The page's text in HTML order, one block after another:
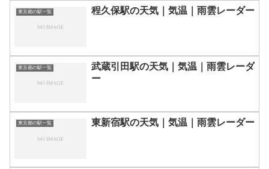
東京都の駅一覧 程久保駅の天気｜気温｜雨雲レーダー
東京都の駅一覧
武蔵引田駅の天気｜気温｜雨雲レーダ
ー
東京都の駅一覧 東新宿駅の天気｜気温｜雨雲レーダー